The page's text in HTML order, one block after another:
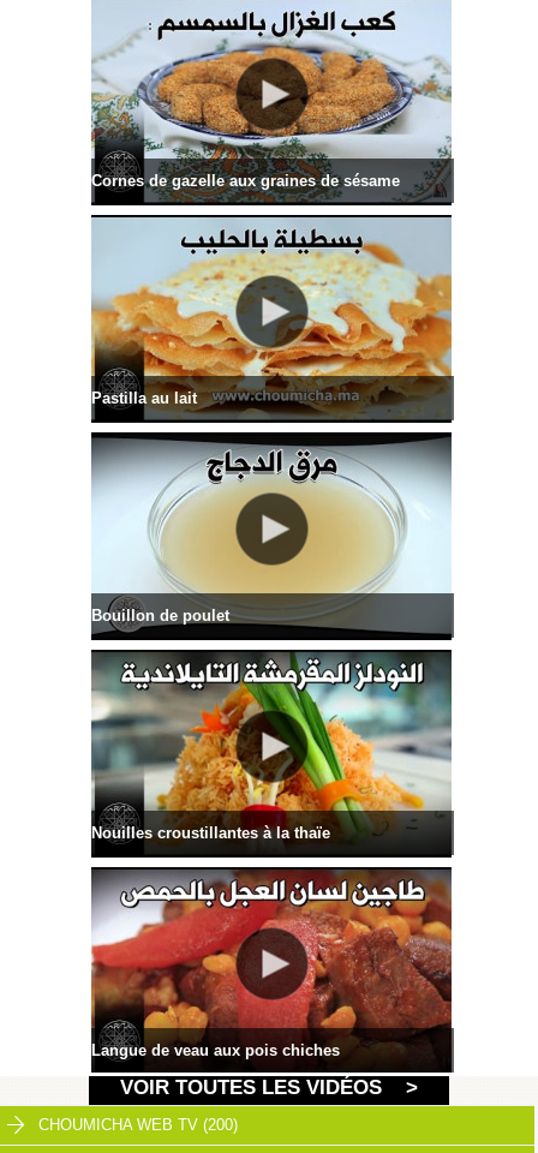
Cornes de gazelle aux graines de sésame
Pastilla au lait
Bouillon de poulet
Nouilles croustillantes à la thaïe
Langue de veau aux pois chiches
VOIR TOUTES LES VIDÉOS >
CHOUMICHA WEB TV (200)